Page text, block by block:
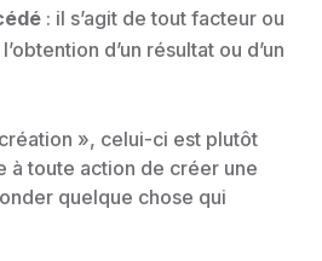
: il s’agit de tout facteur ou
d’un résultat ou d’un
», celui-ci est plutôt
à toute action de créer une
quelque chose qui